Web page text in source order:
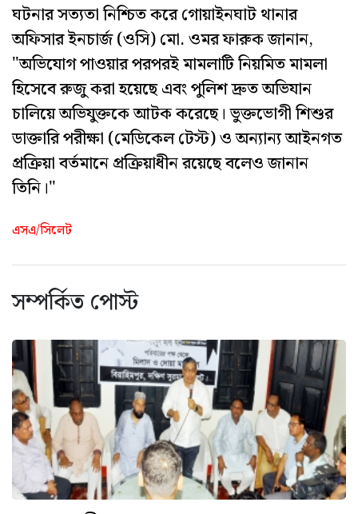
‎ঘটনার সত্যতা নিশ্চিত করে গোয়াইনঘাট থানার
অফিসার ইনচার্জ (ওসি) মো. ওমর ফারুক জানান,
"অভিযোগ পাওয়ার পরপরই মামলাটি নিয়মিত মামলা
হিসেবে রুজু করা হয়েছে এবং পুলিশ দ্রুত অভিযান
চালিয়ে অভিযুক্তকে আটক করেছে। ভুক্তভোগী শিশুর
ডাক্তারি পরীক্ষা (মেডিকেল টেস্ট) ও অন্যান্য আইনগত
প্রক্রিয়া বর্তমানে প্রক্রিয়াধীন রয়েছে বলেও জানান
তিনি।"
এসএ/সিলেট
সম্পর্কিত পোস্ট